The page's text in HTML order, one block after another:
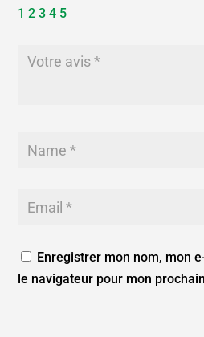
1 2 3 4 5
Enregistrer mon nom, mon
le navigateur pour mon